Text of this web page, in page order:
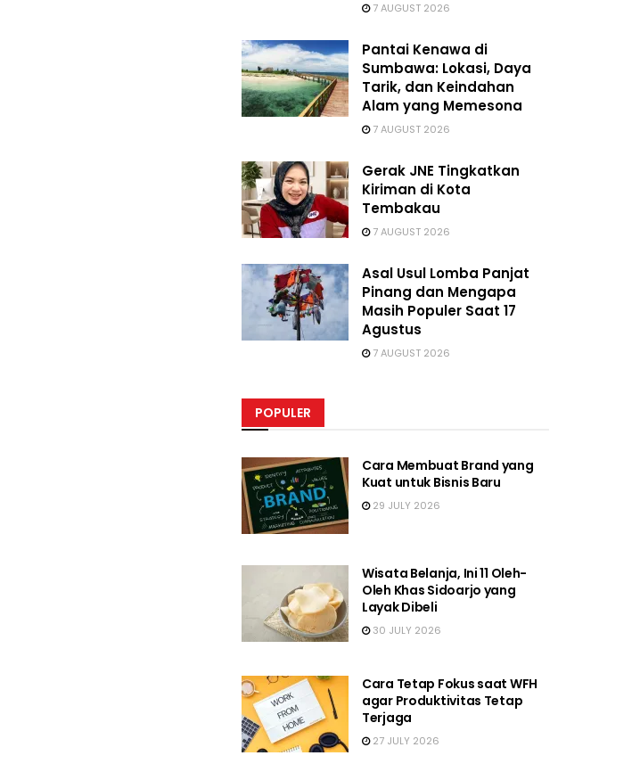
7 AUGUST 2026
Pantai Kenawa di
Sumbawa: Lokasi, Daya
Tarik, dan Keindahan
Alam yang Memesona
7 AUGUST 2026
Gerak JNE Tingkatkan
Kiriman di Kota
Tembakau
7 AUGUST 2026
Asal Usul Lomba Panjat
Pinang dan Mengapa
Masih Populer Saat 17
Agustus
7 AUGUST 2026
POPULER
Cara Membuat Brand yang
Kuat untuk Bisnis Baru
29 JULY 2026
Wisata Belanja, Ini 11 Oleh-
Oleh Khas Sidoarjo yang
Layak Dibeli
30 JULY 2026
Cara Tetap Fokus saat WFH
agar Produktivitas Tetap
Terjaga
27 JULY 2026